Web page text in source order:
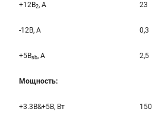
+12B2, A 23
-12B, A 0,3
+5Bsb, A 2,5
Мощность:
+3.3B&+5B, Вт 150